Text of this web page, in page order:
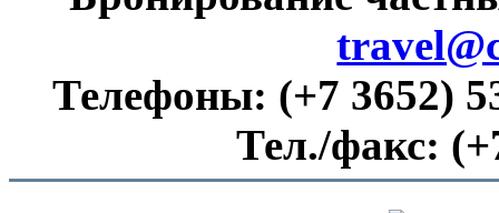
Телефоны: (+7 3652)
Тел./факс: